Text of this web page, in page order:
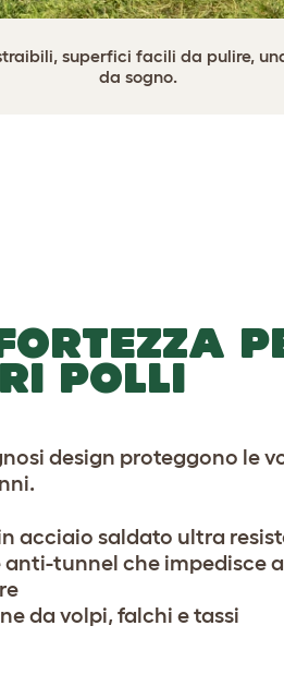
superfici facili da pulire,
da sogno.
POLLI
design proteggono le
acciaio saldato ultra
anti-tunnel che impedisce
da volpi, falchi e tassi